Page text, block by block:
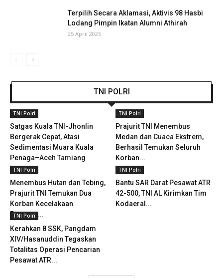
Terpilih Secara Aklamasi, Aktivis 98 Hasbi
Lodang Pimpin Ikatan Alumni Athirah
25 April 2025
TNI POLRI
TNI Polri
Satgas Kuala TNI-Jhonlin
Bergerak Cepat, Atasi
Sedimentasi Muara Kuala
Penaga–Aceh Tamiang
TNI Polri
Prajurit TNI Menembus
Medan dan Cuaca Ekstrem,
Berhasil Temukan Seluruh
Korban...
TNI Polri
Menembus Hutan dan Tebing,
Prajurit TNI Temukan Dua
Korban Kecelakaan
Pesawat...
TNI Polri
Bantu SAR Darat Pesawat ATR
42-500, TNI AL Kirimkan Tim
Kodaeral...
TNI Polri
Kerahkan 8 SSK, Pangdam
XIV/Hasanuddin Tegaskan
Totalitas Operasi Pencarian
Pesawat ATR...